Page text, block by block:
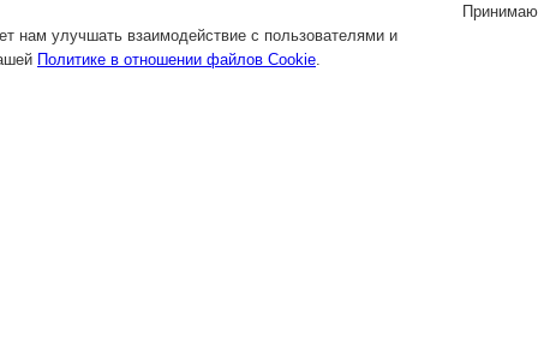
нам улучшать взаимодействие с пользователями и
Политике в отношении файлов Cookie.
Принимаю